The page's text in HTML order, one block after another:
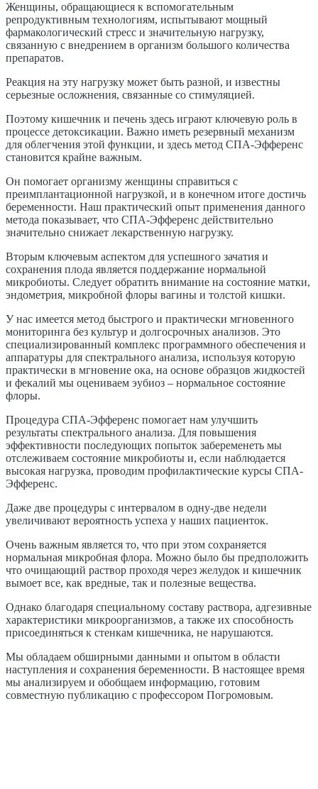
Женщины, обращающиеся к вспомогательным
репродуктивным технологиям, испытывают мощный
фармакологический стресс и значительную нагрузку,
связанную с внедрением в организм большого количества
препаратов.
Реакция на эту нагрузку может быть разной, и известны
серьезные осложнения, связанные со стимуляцией.
Поэтому кишечник и печень здесь играют ключевую роль в
процессе детоксикации. Важно иметь резервный механизм
для облегчения этой функции, и здесь метод СПА-Эфференс
становится крайне важным.
Он помогает организму женщины справиться с
преимплантационной нагрузкой, и в конечном итоге достичь
беременности. Наш практический опыт применения данного
метода показывает, что СПА-Эфференс действительно
значительно снижает лекарственную нагрузку.
Вторым ключевым аспектом для успешного зачатия и
сохранения плода является поддержание нормальной
микробиоты. Следует обратить внимание на состояние матки,
эндометрия, микробной флоры вагины и толстой кишки.
У нас имеется метод быстрого и практически мгновенного
мониторинга без культур и долгосрочных анализов. Это
специализированный комплекс программного обеспечения и
аппаратуры для спектрального анализа, используя которую
практически в мгновение ока, на основе образцов жидкостей
и фекалий мы оцениваем эубиоз – нормальное состояние
флоры.
Процедура СПА-Эфференс помогает нам улучшить
результаты спектрального анализа. Для повышения
эффективности последующих попыток забеременеть мы
отслеживаем состояние микробиоты и, если наблюдается
высокая нагрузка, проводим профилактические курсы СПА-
Эфференс.
Даже две процедуры с интервалом в одну-две недели
увеличивают вероятность успеха у наших пациенток.
Очень важным является то, что при этом сохраняется
нормальная микробная флора. Можно было бы предположить
что очищающий раствор проходя через желудок и кишечник
вымоет все, как вредные, так и полезные вещества.
Однако благодаря специальному составу раствора, адгезивные
характеристики микроорганизмов, а также их способность
присоединяться к стенкам кишечника, не нарушаются.
Мы обладаем обширными данными и опытом в области
наступления и сохранения беременности. В настоящее время
мы анализируем и обобщаем информацию, готовим
совместную публикацию с профессором Погромовым.